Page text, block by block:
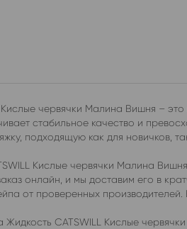
червячки Малина Вишня –
стабильное качество и
подходящую как для новичков,
Кислые червячки Малина
онлайн, и мы доставим его в
от проверенных
Жидкость CATSWILL Кислые